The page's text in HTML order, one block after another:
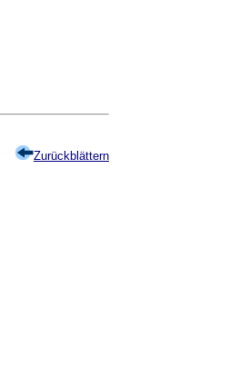
Zurückblättern